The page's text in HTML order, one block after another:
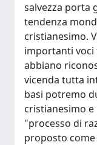
salvezza porta
tendenza
cristianesimo.
importanti voci
abbiano
vicenda tutta
basi potremo
cristianesimo
"processo di
proposto